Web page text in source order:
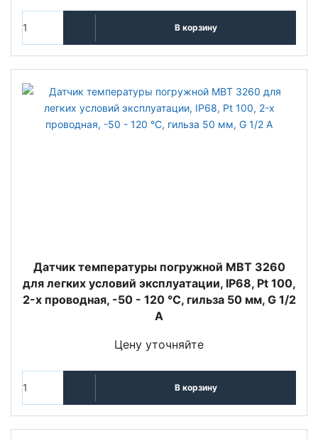
В корзину
Датчик температуры погружной MBT 3260
для легких условий эксплуатации, IP68, Pt 100,
2-х проводная, -50 - 120 °C, гильза 50 мм, G 1/2
A
Цену уточняйте
В корзину